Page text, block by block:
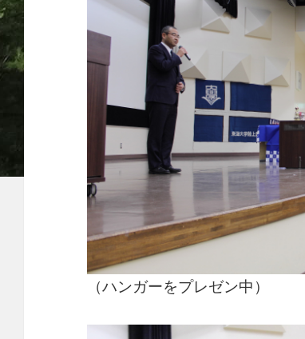
（ハンガーをプレゼン中）